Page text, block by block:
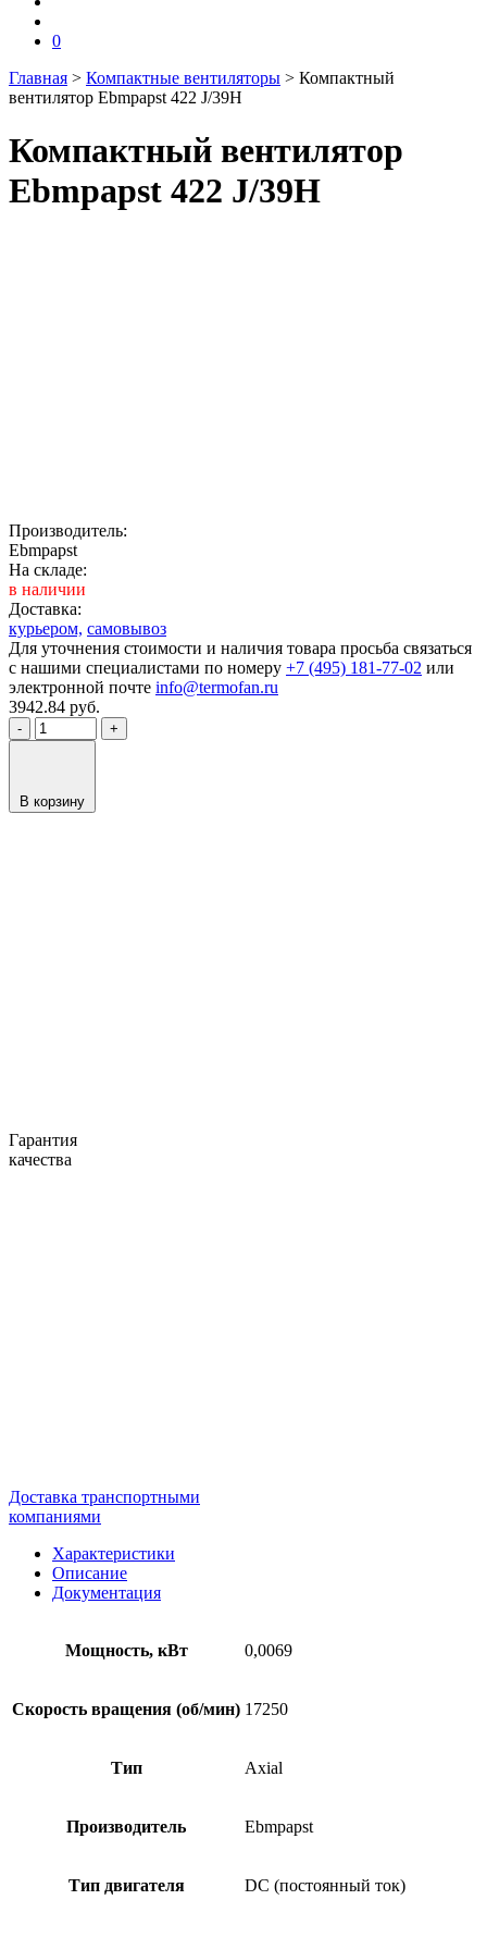
0
Главная > Компактные вентиляторы > Компактный
вентилятор Ebmpapst 422 J/39H
Компактный вентилятор
Ebmpapst 422 J/39H
Производитель:
Ebmpapst
На складе:
в наличии
Доставка:
курьером, самовывоз
Для уточнения стоимости и наличия товара просьба связаться
с нашими специалистами по номеру +7 (495) 181-77-02 или
электронной почте info@termofan.ru
3942.84 руб.
- +
В корзину
Гарантия
качества
Доставка транспортными
компаниями
Характеристики
Описание
Документация
Мощность, кВт 0,0069
Скорость вращения (об/мин) 17250
Тип Axial
Производитель Ebmpapst
Тип двигателя DC (постоянный ток)